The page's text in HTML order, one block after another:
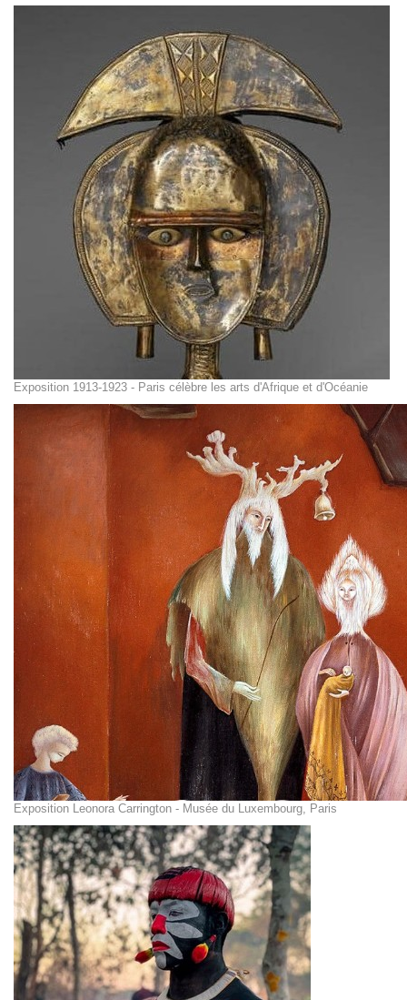
Exposition 1913-1923 - Paris célèbre les arts d'Afrique et d'Océanie
Exposition Leonora Carrington - Musée du Luxembourg, Paris